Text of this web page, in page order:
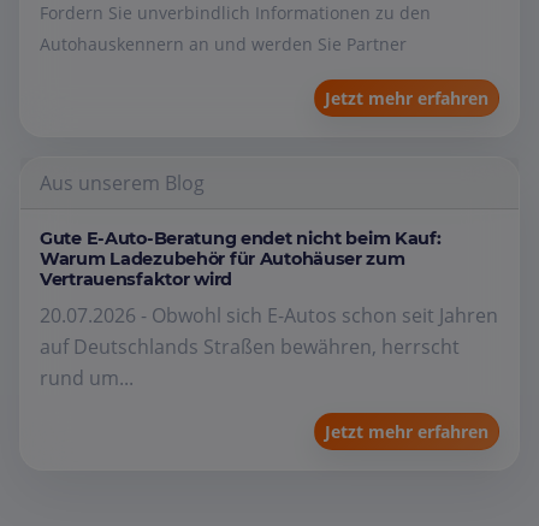
Fordern Sie unverbindlich Informationen zu den
Autohauskennern an und werden Sie Partner
Jetzt mehr erfahren
Aus unserem Blog
Gute E-Auto-Beratung endet nicht beim Kauf:
Warum Ladezubehör für Autohäuser zum
Vertrauensfaktor wird
20.07.2026 - Obwohl sich E-Autos schon seit Jahren
auf Deutschlands Straßen bewähren, herrscht
rund um...
Jetzt mehr erfahren